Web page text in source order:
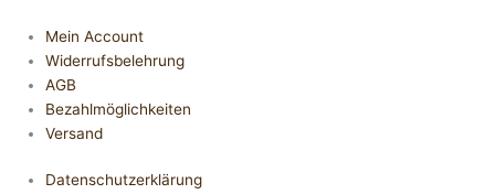
Mein Account
Widerrufsbelehrung
AGB
Bezahlmöglichkeiten
Versand
Datenschutzerklärung